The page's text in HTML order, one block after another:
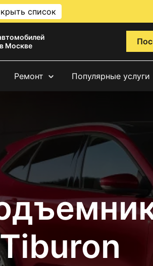
список
Москве
Ремонт Популярные услуги